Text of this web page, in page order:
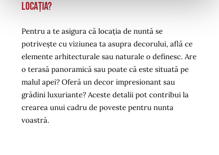
locația?
Pentru a te asigura că locația de nuntă se
potrivește cu viziunea ta asupra decorului, află ce
elemente arhitecturale sau naturale o definesc. Are
o terasă panoramică sau poate că este situată pe
malul apei? Oferă un decor impresionant sau
grădini luxuriante? Aceste detalii pot contribui la
crearea unui cadru de poveste pentru nunta
voastră.